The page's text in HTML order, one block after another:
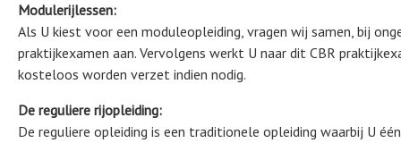
Modulerijlessen:
Als U kiest voor een moduleopleiding, vragen wij samen, bij
praktijkexamen aan. Vervolgens werkt U naar dit CBR
kosteloos worden verzet indien nodig.
De reguliere rijopleiding:
De reguliere opleiding is een traditionele opleiding waarbij U